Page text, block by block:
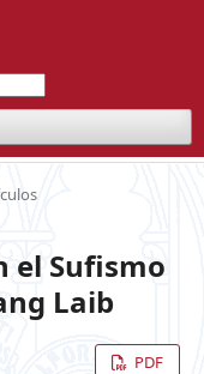
el Sufismo
Laib
PDF